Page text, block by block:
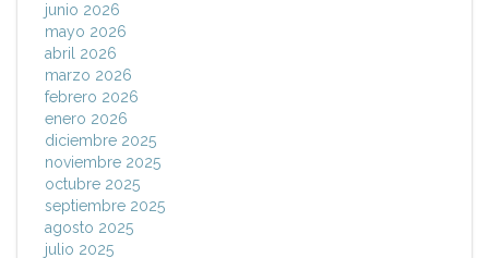
junio 2026
mayo 2026
abril 2026
marzo 2026
febrero 2026
enero 2026
diciembre 2025
noviembre 2025
octubre 2025
septiembre 2025
agosto 2025
julio 2025